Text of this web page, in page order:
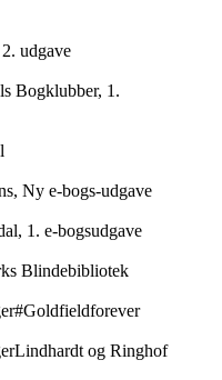
udgave
Bogklubber, 1.
Ny e-bogs-udgave
1. e-bogsudgave
Blindebibliotek
#Goldfieldforever
Lindhardt og Ringhof